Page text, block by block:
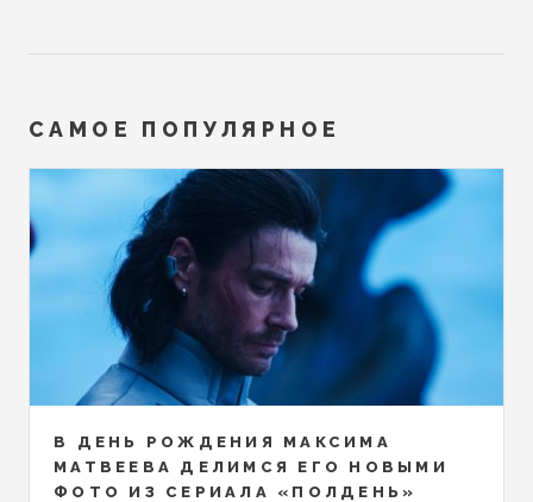
САМОЕ ПОПУЛЯРНОЕ
В ДЕНЬ РОЖДЕНИЯ МАКСИМА
МАТВЕЕВА ДЕЛИМСЯ ЕГО НОВЫМИ
ФОТО ИЗ СЕРИАЛА «ПОЛДЕНЬ»